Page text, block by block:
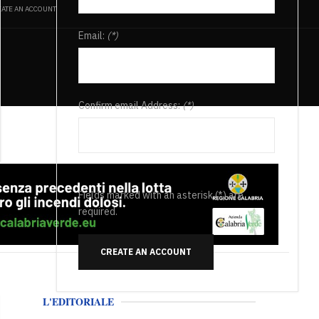
AN ACCOUNT
Email: (*)
Confirm email Address:(*)
Fields marked with an asterisk (*) are
required.
CREATE AN ACCOUNT
L'EDITORIALE